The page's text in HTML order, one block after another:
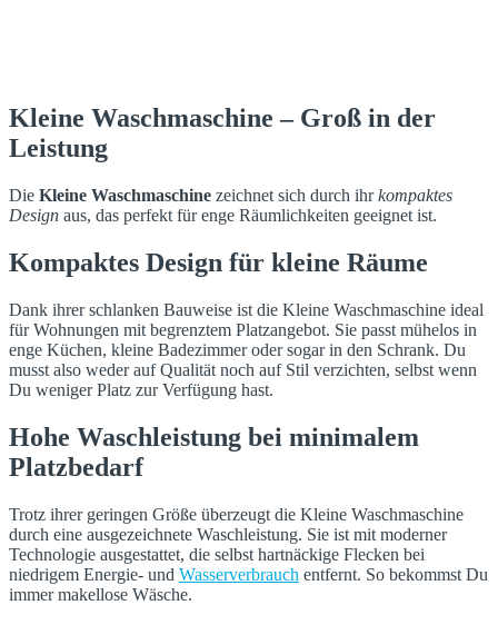
Kleine Waschmaschine – Groß in der
Leistung
Die Kleine Waschmaschine zeichnet sich durch ihrkompaktes
Design aus, das perfekt für enge Räumlichkeiten geeignet ist.
Kompaktes Design für kleine Räume
Dank ihrer schlanken Bauweise ist die Kleine Waschmaschine ideal
für Wohnungen mit begrenztem Platzangebot. Sie passt mühelos in
enge Küchen, kleine Badezimmer oder sogar in den Schrank. Du
musst also weder auf Qualität noch auf Stil verzichten, selbst wenn
Du weniger Platz zur Verfügung hast.
Hohe Waschleistung bei minimalem
Platzbedarf
Trotz ihrer geringen Größe überzeugt die Kleine Waschmaschine
durch eine ausgezeichnete Waschleistung. Sie ist mit moderner
Technologie ausgestattet, die selbst hartnäckige Flecken bei
niedrigem Energie- und Wasserverbrauch entfernt. So bekommst Du
immer makellose Wäsche.